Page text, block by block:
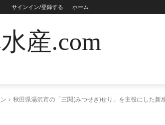
サインイン/登録する ホーム
産.com
秋田県湯沢市の「三関(みつせき)せり」を主役にした